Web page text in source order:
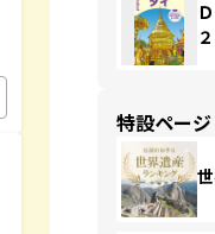
特設ページ